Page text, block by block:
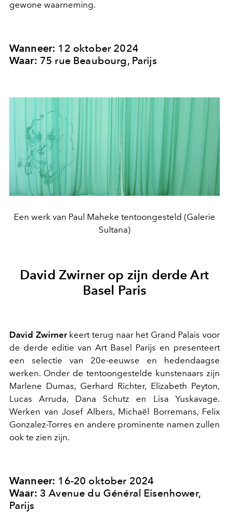
gewone waarneming.
Wanneer: 12 oktober 2024
Waar: 75 rue Beaubourg, Parijs
Een werk van Paul Maheke tentoongesteld (Galerie
Sultana)
David Zwirner op zijn derde Art
Basel Paris
David Zwirnerkeert terug naar het Grand Palais voor
de derde editie van Art Basel Parijs en presenteert
een selectie van 20e-eeuwse en hedendaagse
werken. Onder de tentoongestelde kunstenaars zijn
Marlene Dumas, Gerhard Richter, Elizabeth Peyton,
Lucas Arruda, Dana Schutz en Lisa Yuskavage.
Werken van Josef Albers, Michaël Borremans, Felix
Gonzalez-Torres en andere prominente namen zullen
ook te zien zijn.
Wanneer: 16-20 oktober 2024
Waar: 3 Avenue du Général Eisenhower,
Parijs